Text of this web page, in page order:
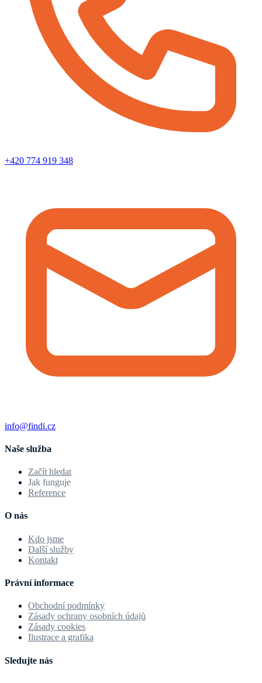
+420 774 919 348
info@findi.cz
Naše služba
Začít hledat
Jak funguje
Reference
O nás
Kdo jsme
Další služby
Kontakt
Právní informace
Obchodní podmínky
Zásady ochrany osobních údajů
Zásady cookies
Ilustrace a grafika
Sledujte nás